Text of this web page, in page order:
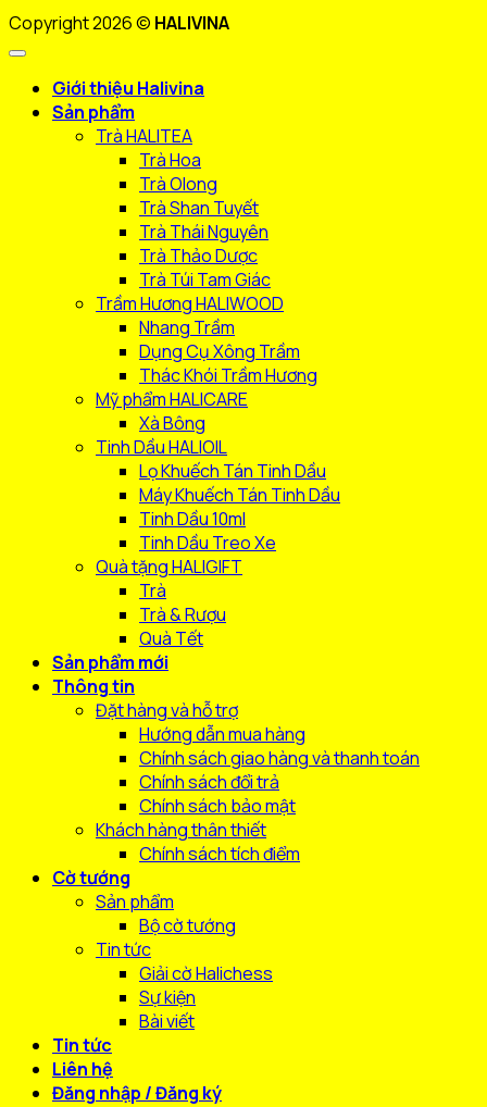
Copyright 2026 © HALIVINA
Giới thiệu Halivina
Sản phẩm
Trà HALITEA
Trà Hoa
Trà Olong
Trà Shan Tuyết
Trà Thái Nguyên
Trà Thảo Dược
Trà Túi Tam Giác
Trầm Hương HALIWOOD
Nhang Trầm
Dụng Cụ Xông Trầm
Thác Khói Trầm Hương
Mỹ phẩm HALICARE
Xà Bông
Tinh Dầu HALIOIL
Lọ Khuếch Tán Tinh Dầu
Máy Khuếch Tán Tinh Dầu
Tinh Dầu 10ml
Tinh Dầu Treo Xe
Quà tặng HALIGIFT
Trà
Trà & Rượu
Quà Tết
Sản phẩm mới
Thông tin
Đặt hàng và hỗ trợ
Hướng dẫn mua hàng
Chính sách giao hàng và thanh toán
Chính sách đổi trả
Chính sách bảo mật
Khách hàng thân thiết
Chính sách tích điểm
Cờ tướng
Sản phẩm
Bộ cờ tướng
Tin tức
Giải cờ Halichess
Sự kiện
Bài viết
Tin tức
Liên hệ
Đăng nhập / Đăng ký